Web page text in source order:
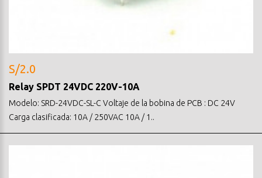
S/2.0
Relay SPDT 24VDC 220V-10A
Modelo: SRD-24VDC-SL-C Voltaje de la bobina de PCB : DC 24V
Carga clasificada: 10A / 250VAC 10A / 1..